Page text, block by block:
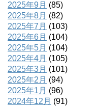
2025年9月 (85)
2025年8月 (82)
2025年7月 (103)
2025年6月 (104)
2025年5月 (104)
2025年4月 (105)
2025年3月 (101)
2025年2月 (94)
2025年1月 (96)
2024年12月 (91)